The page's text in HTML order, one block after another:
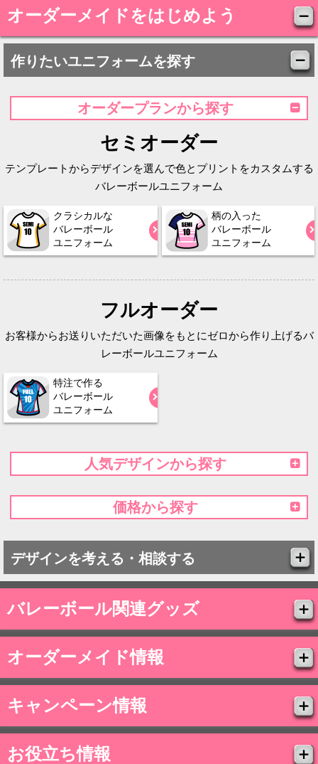
オーダーメイドをはじめよう
作りたいユニフォームを探す
オーダープランから探す
セミオーダー
テンプレートからデザインを選んで色とプリントをカスタムする
バレーボールユニフォーム
クラシカルな
バレーボール
ユニフォーム
柄の入った
バレーボール
ユニフォーム
フルオーダー
お客様からお送りいただいた画像をもとにゼロから作り上げるバ
レーボールユニフォーム
特注で作る
バレーボール
ユニフォーム
人気デザインから探す
価格から探す
デザインを考える・相談する
バレーボール関連グッズ
オーダーメイド情報
キャンペーン情報
お役立ち情報